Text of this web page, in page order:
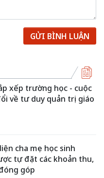
GỬI BÌNH LUẬN
xếp trường học - cuộc
về tư duy quản trị giáo
cha mẹ học sinh
tự đặt các khoản thu,
góp